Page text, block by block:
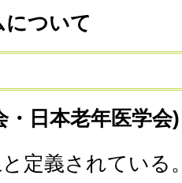
ついて
日本老年医学会)
定義されている